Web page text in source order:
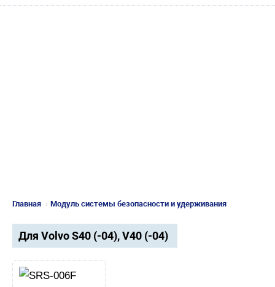
Главная › Модуль системы безопасности и удерживания
Для Volvo S40 (-04), V40 (-04)